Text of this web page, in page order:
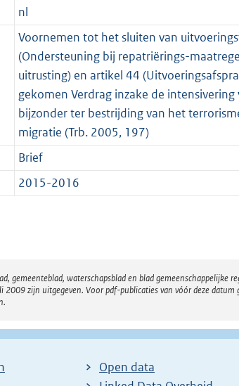
nl
Voornemen tot het sluiten van
(Ondersteuning bij repatriërings-
uitrusting) en artikel 44
gekomen Verdrag inzake de
bijzonder ter bestrijding van het
migratie (Trb. 2005, 197)
Brief
2015-2016
gemeenteblad, waterschapsblad en blad gemeenschappelijke
zijn uitgegeven. Voor pdf-publicaties van vóór deze
Open data